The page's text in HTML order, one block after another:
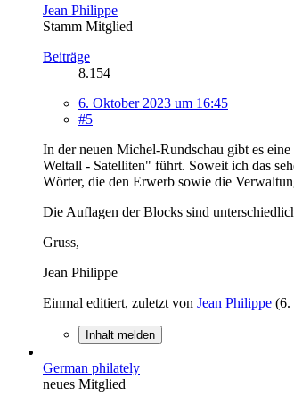
Jean Philippe
Stamm Mitglied
Beiträge
8.154
6. Oktober 2023 um 16:45
#5
In der neuen Michel-Rundschau gibt es
Weltall - Satelliten" führt. Soweit ich das
Wörter, die den Erwerb sowie die
Die Auflagen der Blocks sind
Gruss,
Jean Philippe
Einmal editiert, zuletzt von Jean Philippe (6.
Inhalt melden
German philately
neues Mitglied